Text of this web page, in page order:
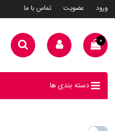
ورود عضویت تماس با ما
۰
دسته بندی ها